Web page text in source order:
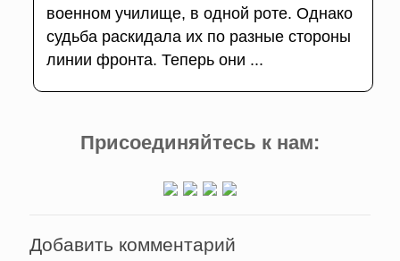
военном училище, в одной роте. Однако
судьба раскидала их по разные стороны
линии фронта. Теперь они ...
Присоединяйтесь к нам:
Добавить комментарий